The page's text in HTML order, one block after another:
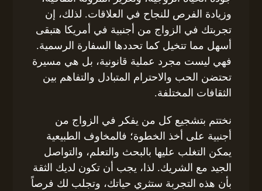
وزيادة الفرص للنجاح في العلاقات. لذلك، إن
تجربتك في الزواج من أجنبية في أمريكا هتبقى
أسهل مما تتخيل كما تحددها السفارة الرسمية.
فهي ليست مجرد عملية قانونية، بل هي مسيرة
تحتضن الحب والاحترام المتبادل والتفاهم بين
الثقافات المختلفة.
نختتم بتشجيع كل من يفكر في الزواج من
أجنبية على أخذ الخطوة؛ فالمخاوف الطبيعية
يمكن التغلب عليها بالبحث والتعلم، والتواصل
الجيد مع الشريك. لذا، يجب أن تكون لديك الثقة
بأن هذه التجربة ستثري حياتك، وتجلب لك فرصاً